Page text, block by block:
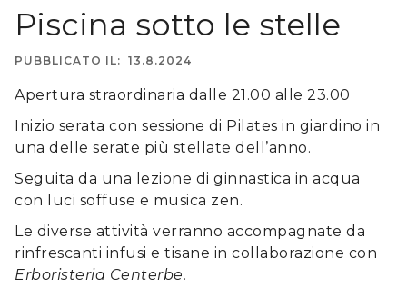
Apertura straordinaria dalle 21.00 alle 23.00
Inizio serata con sessione di Pilates in giardino in
una delle serate più stellate dell’anno.
Seguita da una lezione di ginnastica in acqua
con luci soffuse e musica zen.
Le diverse attività verranno accompagnate da
rinfrescanti infusi e tisane in collaborazione con
Erboristeria Centerbe.
Piscina sotto le stelle
PUBBLICATO IL: 13.8.2024